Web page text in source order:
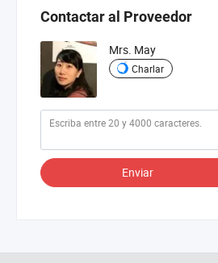
Contactar al Proveedor
Mrs. May
Charlar
Enviar